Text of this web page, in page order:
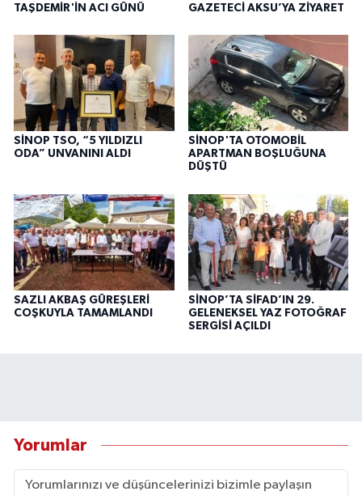
TAŞDEMİR'İN ACI GÜNÜ
GAZETECİ AKSU’YA ZİYARET
SİNOP TSO, “5 YILDIZLI
ODA” UNVANINI ALDI
SİNOP'TA OTOMOBİL
APARTMAN BOŞLUĞUNA
DÜŞTÜ
SAZLI AKBAŞ GÜREŞLERİ
COŞKUYLA TAMAMLANDI
SİNOP’TA SİFAD’IN 29.
GELENEKSEL YAZ FOTOĞRAF
SERGİSİ AÇILDI
Yorumlar